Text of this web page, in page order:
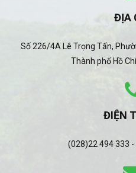
ĐỊA
Số 226/4A Lê Trọng Tấn,
Thành phố Hồ
ĐIỆN
(028)22 494 333